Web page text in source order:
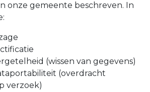
onze gemeente beschreven. In
(wissen van gegevens)
(overdracht
verzoek)